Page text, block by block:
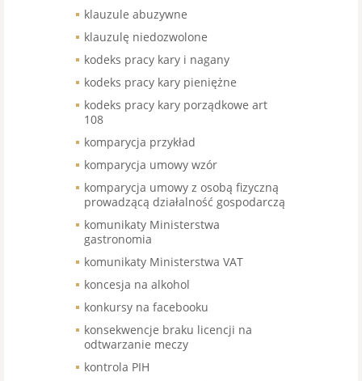
klauzule abuzywne
klauzulę niedozwolone
kodeks pracy kary i nagany
kodeks pracy kary pieniężne
kodeks pracy kary porządkowe art
108
komparycja przykład
komparycja umowy wzór
komparycja umowy z osobą fizyczną
prowadzącą działalność gospodarczą
komunikaty Ministerstwa
gastronomia
komunikaty Ministerstwa VAT
koncesja na alkohol
konkursy na facebooku
konsekwencje braku licencji na
odtwarzanie meczy
kontrola PIH